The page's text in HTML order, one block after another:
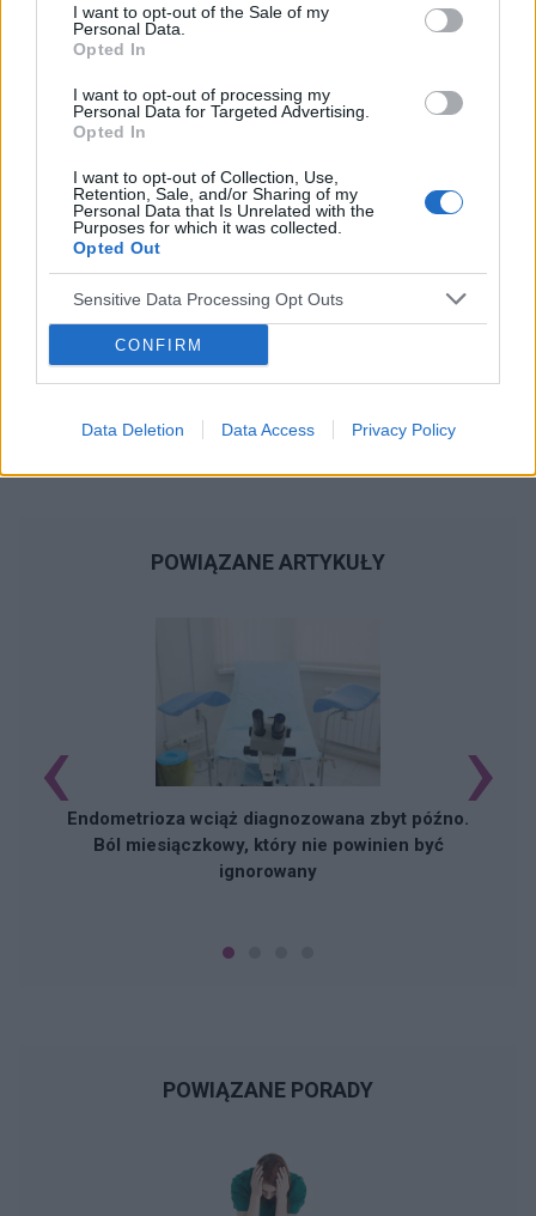
I want to opt-out of the Sale of my
Personal Data.
Opted In
I want to opt-out of processing my
Personal Data for Targeted Advertising.
Opted In
I want to opt-out of Collection, Use,
Retention, Sale, and/or Sharing of my
Personal Data that Is Unrelated with the
Purposes for which it was collected.
Opted Out
Sensitive Data Processing Opt Outs
CONFIRM
Data Deletion Data Access Privacy Policy
ropień gruczołu bartholina opryszczka
Reklama:
POWIĄZANE ARTYKUŁY
Endometrioza wciąż diagnozowana zbyt późno.
Ból miesiączkowy, który nie powinien być
ignorowany
‹ ›
POWIĄZANE PORADY